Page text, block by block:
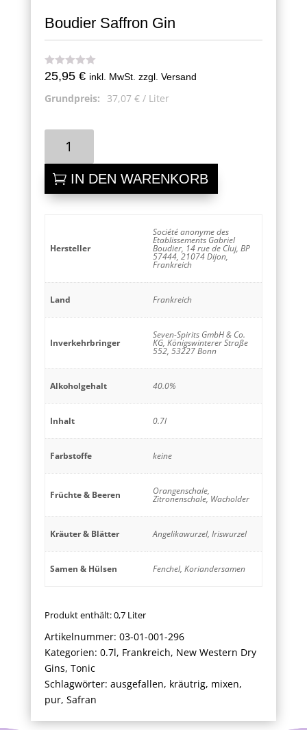
Boudier Saffron Gin
25,95 € inkl. MwSt. zzgl. Versand
Grundpreis: 37,07 €/ Liter
Saffron
Gin
MengeIN DEN WARENKORB
Hersteller
Société anonyme des
Etablissements Gabriel
Boudier, 14 rue de Cluj, BP
57444, 21074 Dijon,
Frankreich
Land Frankreich
Inverkehrbringer
Seven-Spirits GmbH & Co.
KG, Königswinterer Straße
552, 53227 Bonn
Alkoholgehalt 40.0%
Inhalt 0.7l
Farbstoffe keine
Früchte & Beeren Orangenschale,
Zitronenschale, Wacholder
Kräuter & Blätter Angelikawurzel, Iriswurzel
Samen & Hülsen Fenchel, Koriandersamen
Produkt enthält: 0,7 Liter
Artikelnummer: 03-01-001-296
Kategorien: 0.7l, Frankreich, New Western Dry
Gins, Tonic
Schlagwörter: ausgefallen, kräutrig, mixen,
pur, Safran